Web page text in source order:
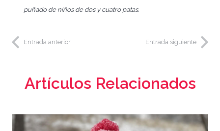
puñado de niños de dos y cuatro patas.
Entrada anterior Entrada siguiente
Artículos Relacionados